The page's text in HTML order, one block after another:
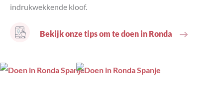
indrukwekkende kloof.
Bekijk onze tips om te doen in Ronda